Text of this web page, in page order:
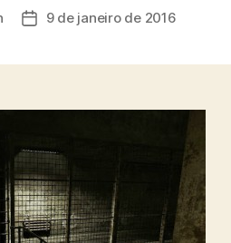
Data9 de janeiro de 2016